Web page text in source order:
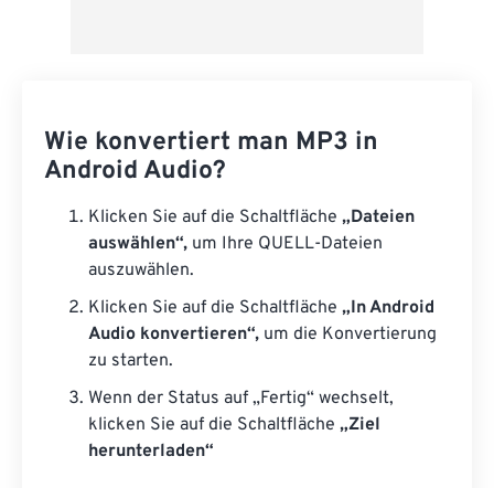
Wie konvertiert man MP3 in
Android Audio?
Klicken Sie auf die Schaltfläche „Dateien
auswählen“, um Ihre QUELL-Dateien
auszuwählen.
Klicken Sie auf die Schaltfläche „In Android
Audio konvertieren“, um die Konvertierung
zu starten.
Wenn der Status auf „Fertig“ wechselt,
klicken Sie auf die Schaltfläche „Ziel
herunterladen“